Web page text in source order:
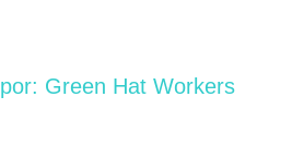
Green Hat Workers